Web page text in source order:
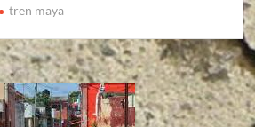
tren maya